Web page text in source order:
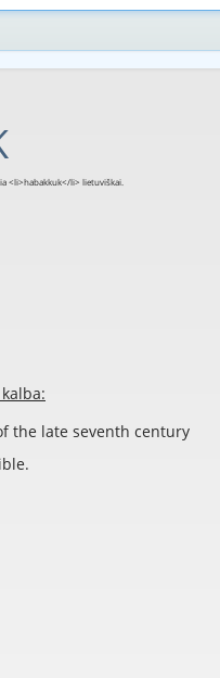
the late seventh century
.